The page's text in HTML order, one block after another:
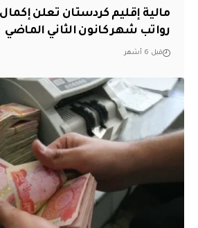
مالية إقليم كردستان تعلن
رواتب شهر كانون الثاني الماضي
قبل 6 أشهر